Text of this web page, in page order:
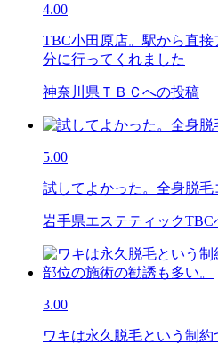
4.00
TBC小田原店。駅から直
分に行ってくれました
神奈川県ＴＢＣへの投稿
5.00
試してよかった。全身脱毛
岩手県エステティックTBC
3.00
ワキは永久脱毛という制